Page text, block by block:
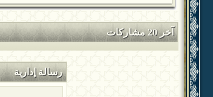
آخر 20 مشاركات
رسالة إدارية